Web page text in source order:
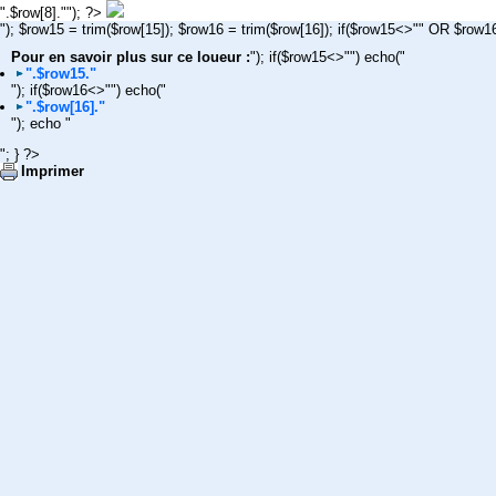
".$row[8].""); ?>
"); $row15 = trim($row[15]); $row16 = trim($row[16]); if($row15<>"" OR
Pour en savoir plus sur ce loueur :"); if($row15<>"") echo("
".$row15."
"); if($row16<>"") echo("
".$row[16]."
"); echo "
"; } ?>
Imprimer